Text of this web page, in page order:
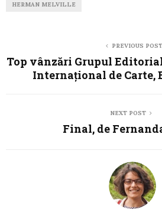
HERMAN MELVILLE
PREVIOUS POST
Top vânzări Grupul
Internaţional de Carte,
NEXT POST
Final, de